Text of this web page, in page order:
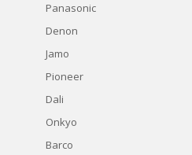
Panasonic
Denon
Jamo
Pioneer
Dali
Onkyo
Barco